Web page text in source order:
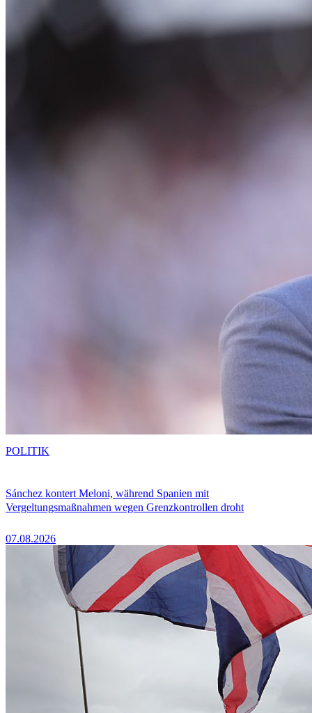
Sánchez kontert Meloni, während Spanien mit
Vergeltungsmaßnahmen wegen Grenzkontrollen droht
07.08.2026
POLITIK